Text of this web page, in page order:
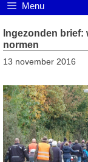
Menu
Ingezonden brief:
normen
13 november 2016